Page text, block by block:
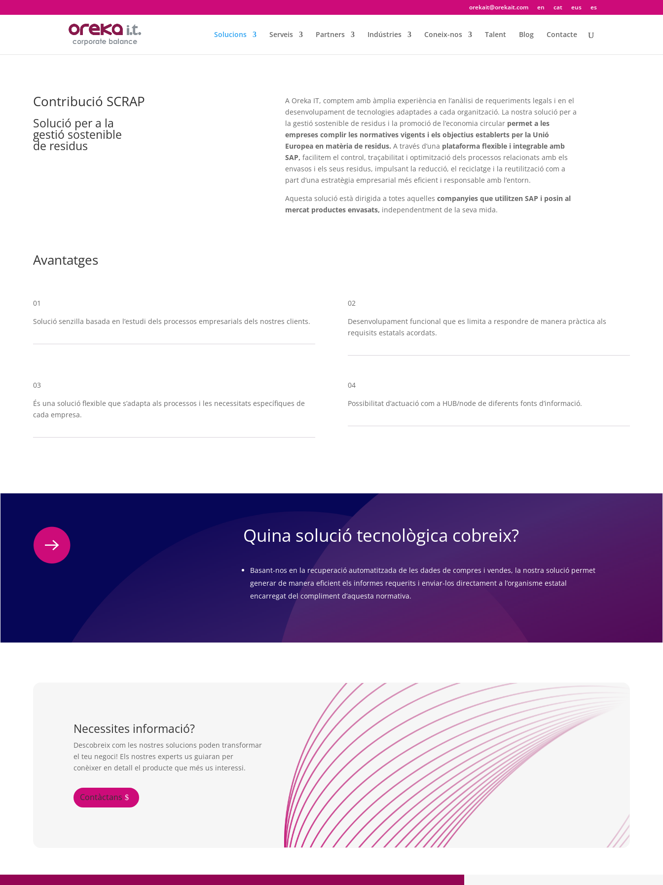
orekait@orekait.com en cat eus es
Solucions Serveis Partners Indústries Coneix-nos Talent Blog Contacte
Contribució SCRAP
Solució per a la
gestió sostenible
de residus
A Oreka IT, comptem amb àmplia experiència en l’anàlisi de requeriments legals i en el
desenvolupament de tecnologies adaptades a cada organització. La nostra solució per a
la gestió sostenible de residus i la promoció de l’economia circular permet a les
empreses complir les normatives vigents i els objectius establerts per la Unió
Europea en matèria de residus. A través d’una plataforma flexible i integrable amb
SAP, facilitem el control, traçabilitat i optimització dels processos relacionats amb els
envasos i els seus residus, impulsant la reducció, el reciclatge i la reutilització com a
part d’una estratègia empresarial més eficient i responsable amb l’entorn.
Aquesta solució està dirigida a totes aquelles companyies que utilitzen SAP i posin al
mercat productes envasats, independentment de la seva mida.
Avantatges
01
Solució senzilla basada en l’estudi dels processos empresarials dels nostres clients.
02
Desenvolupament funcional que es limita a respondre de manera pràctica als
requisits estatals acordats.
03
És una solució flexible que s’adapta als processos i les necessitats específiques de
cada empresa.
04
Possibilitat d’actuació com a HUB/node de diferents fonts d’informació.
Quina solució tecnològica cobreix?
Basant-nos en la recuperació automatitzada de les dades de compres i vendes, la nostra solució permet
generar de manera eficient els informes requerits i enviar-los directament a l’organisme estatal
encarregat del compliment d’aquesta normativa.
Necessites informació?
Descobreix com les nostres solucions poden transformar
el teu negoci! Els nostres experts us guiaran per
conèixer en detall el producte que més us interessi.
Contàctans